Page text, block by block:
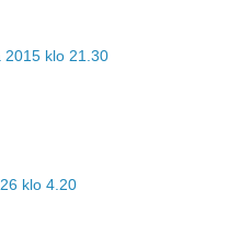
2015 klo 21.30
klo 4.20